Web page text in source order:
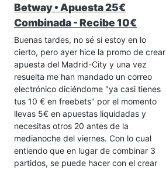
Betway • Apuesta 25€
Combinada - Recibe 10€
Buenas tardes, no sé si estoy en lo
cierto, pero ayer hice la promo de crear
apuesta del Madrid-City y una vez
resuelta me han mandado un correo
electrónico diciéndome "ya casi tienes
tus 10 € en freebets" por el momento
llevas 5€ en apuestas liquidadas y
necesitas otros 20 antes de la
medianoche del viernes. Con lo cual
entiendo que en lugar de combinar 3
partidos, se puede hacer con el crear